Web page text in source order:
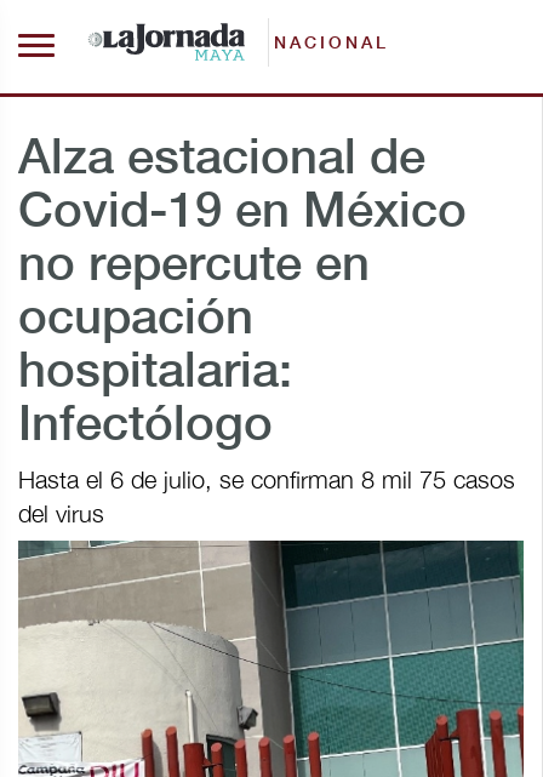
NACIONAL
Alza estacional de
Covid-19 en México
no repercute en
ocupación
hospitalaria:
Infectólogo
Hasta el 6 de julio, se confirman 8 mil 75 casos
del virus